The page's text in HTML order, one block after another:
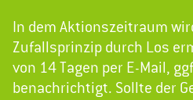
In dem Aktionszeitraum
Zufallsprinzip durch Los
von 14 Tagen per E-Mail,
benachrichtigt. Sollte der